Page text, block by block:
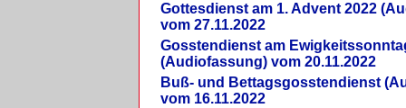
Gottesdienst am 1. Advent 2022
vom 27.11.2022
Gosstendienst am
(Audiofassung) vom 20.11.2022
Buß- und Bettagsgosstendienst
vom 16.11.2022